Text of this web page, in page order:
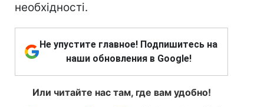
необхідності.
Не упустите главное! Подпишитесь на
наши обновления в Google!
Или читайте нас там, где вам удобно!